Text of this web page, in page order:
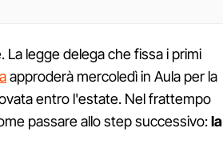
La legge delega che fissa i primi
approderà mercoledì in Aula per la
entro l'estate. Nel frattempo
passare allo step successivo:la